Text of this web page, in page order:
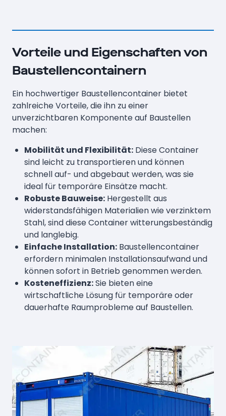
Vorteile und Eigenschaften von
Baustellencontainern
Ein hochwertiger Baustellencontainer bietet
zahlreiche Vorteile, die ihn zu einer
unverzichtbaren Komponente auf Baustellen
machen:
Mobilität und Flexibilität: Diese Container
sind leicht zu transportieren und können
schnell auf- und abgebaut werden, was sie
ideal für temporäre Einsätze macht.
Robuste Bauweise: Hergestellt aus
widerstandsfähigen Materialien wie verzinktem
Stahl, sind diese Container witterungsbeständig
und langlebig.
Einfache Installation: Baustellencontainer
erfordern minimalen Installationsaufwand und
können sofort in Betrieb genommen werden.
Kosteneffizienz:Sie bieten eine
wirtschaftliche Lösung für temporäre oder
dauerhafte Raumprobleme auf Baustellen.